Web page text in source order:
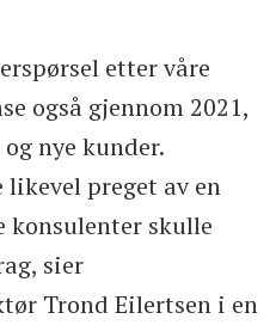
etter våre
også gjennom 2021,
nye kunder.
preget av en
skulle
sier
Trond Eilertsen i en